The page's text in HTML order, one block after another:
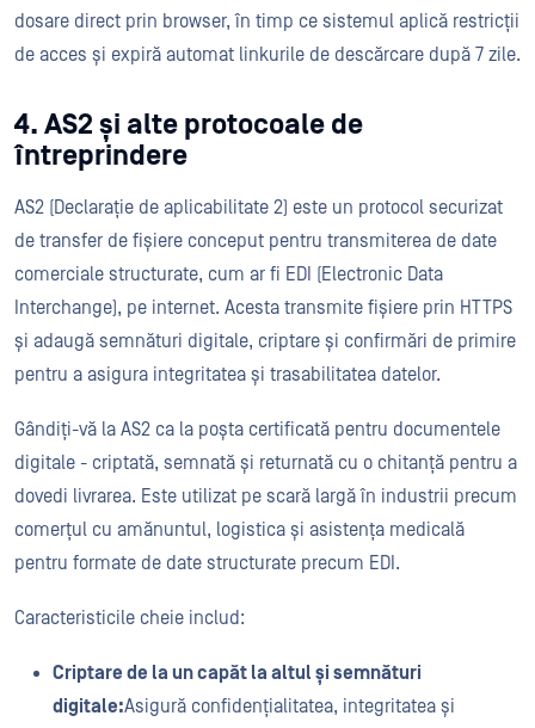
dosare direct prin browser, în timp ce sistemul aplică restricții
de acces și expiră automat linkurile de descărcare după 7 zile.
4. AS2 și alte protocoale de
întreprindere
AS2 (Declarație de aplicabilitate 2) este un protocol securizat
de transfer de fișiere conceput pentru transmiterea de date
comerciale structurate, cum ar fi EDI (Electronic Data
Interchange), pe internet. Acesta transmite fișiere prin HTTPS
și adaugă semnături digitale, criptare și confirmări de primire
pentru a asigura integritatea și trasabilitatea datelor.
Gândiți-vă la AS2 ca la poșta certificată pentru documentele
digitale - criptată, semnată și returnată cu o chitanță pentru a
dovedi livrarea. Este utilizat pe scară largă în industrii precum
comerțul cu amănuntul, logistica și asistența medicală
pentru formate de date structurate precum EDI.
Caracteristicile cheie includ:
Criptare de la un capăt la altul și semnături
digitale:Asigură confidențialitatea, integritatea și